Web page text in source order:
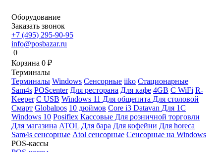
Оборудование
Заказать звонок
+7 (495) 295-90-95
info@posbazar.ru
0
Корзина 0 ₽
Терминалы
Терминалы Windows Сенсорные iiko Стационарные
Sam4s POScenter Для ресторана Для кафе 4GB С WiFi R-
Keeper С USB Windows 11 Для общепита Для столовой
Смарт Globalpos 10 дюймов Core i3 Datavan Для 1С
Windows 10 Posiflex Кассовые Для розничной торговли
Для магазина ATOL Для бара Для кофейни Для horeca
Sam4s сенсорные Atol сенсорные Сенсорные на Windows
POS-кассы